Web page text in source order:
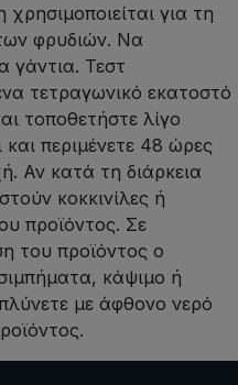
για τη
φρυδιών. Να
γάντια. Τεστ
τετραγωνικό εκατοστό
τοποθετήστε λίγο
περιμένετε 48 ώρες
Αν κατά τη διάρκεια
κοκκινίλες ή
προϊόντος. Σε
του προϊόντος ο
κάψιμο ή
με άφθονο νερό